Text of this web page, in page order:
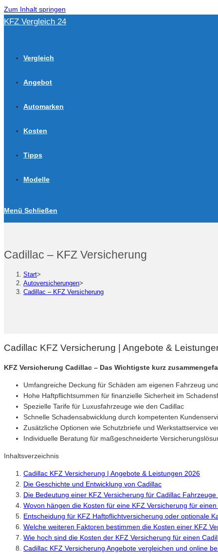
Zum Inhalt springen
KFZ Vergleich 24
Vergleich
Angebot
Automarken
Kosten
Tipps
Modelle
Menü Schließen
Cadillac – KFZ Versicherung
Start>
Autoversicherungen>
Cadillac – KFZ Versicherung
Cadillac KFZ Versicherung | Angebote &
KFZ Versicherung Cadillac – Das Wichtigste kurz
Umfangreiche Deckung für Schäden am eigenen Fahrzeug
Hohe Haftpflichtsummen für finanzielle Sicherheit im
Spezielle Tarife für Luxusfahrzeuge wie den Cadillac
Schnelle Schadensabwicklung durch kompetenten
Zusätzliche Optionen wie Schutzbriefe und Werkstattservice
Individuelle Beratung für maßgeschneiderte
Inhaltsverzeichnis
Cadillac KFZ Versicherung | Angebote & Leistungen 2026
Die Geschichte und Entwicklung von Cadillac
Die Bedeutung einer KFZ Versicherung für Cadillac
Wovon hängen die Kosten für eine KFZ Versicherung für
Entscheidung für KFZ Haftpflichtversicherung oder optionale
Welche weiteren Faktoren bestimmen die Kosten einer KFZ
Wie hoch sind die Kosten der KFZ Versicherung für einen
Cadillac KFZ Versicherung Angebote vergleichen und online